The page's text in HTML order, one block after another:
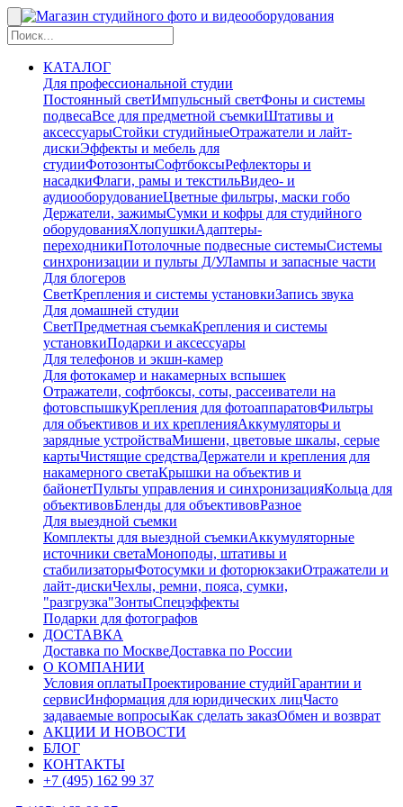
КАТАЛОГ
Для профессиональной студии
Постоянный светИмпульсный светФоны и системы
подвесаВсе для предметной съемкиШтативы и
аксессуарыСтойки студийныеОтражатели и лайт-
дискиЭффекты и мебель для
студииФотозонтыСофтбоксыРефлекторы и
насадкиФлаги, рамы и текстильВидео- и
аудиооборудованиеЦветные фильтры, маски гобо
Держатели, зажимыСумки и кофры для студийного
оборудованияХлопушкиАдаптеры-
переходникиПотолочные подвесные системыСистемы
синхронизации и пульты Д/УЛампы и запасные части
Для блогеров
СветКрепления и системы установкиЗапись звука
Для домашней студии
СветПредметная съемкаКрепления и системы
установкиПодарки и аксессуары
Для телефонов и экшн-камер
Для фотокамер и накамерных вспышек
Отражатели, софтбоксы, соты, рассеиватели на
фотовспышкуКрепления для фотоаппаратовФильтры
для объективов и их крепленияАккумуляторы и
зарядные устройстваМишени, цветовые шкалы, серые
картыЧистящие средстваДержатели и крепления для
накамерного светаКрышки на объектив и
байонетПульты управления и синхронизацияКольца для
объективовБленды для объективовРазное
Для выездной съемки
Комплекты для выездной съемкиАккумуляторные
источники светаМоноподы, штативы и
стабилизаторыФотосумки и фоторюкзакиОтражатели и
лайт-дискиЧехлы, ремни, пояса, сумки,
"разгрузка"ЗонтыСпецэффекты
Подарки для фотографов
ДОСТАВКА
Доставка по МосквеДоставка по России
О КОМПАНИИ
Условия оплатыПроектирование студийГарантии и
сервисИнформация для юридических лицЧасто
задаваемые вопросыКак сделать заказОбмен и возврат
АКЦИИ И НОВОСТИ
БЛОГ
КОНТАКТЫ
+7 (495) 162 99 37